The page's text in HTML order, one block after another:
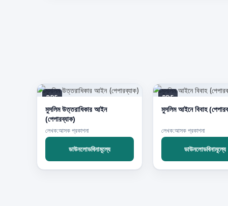
PDF
মুসলিম উত্তরাধিকার আইন
(পেপারব্যাক)
লেখক:আসক প্রকাশনা
ডাউনলোডবিনামূল্যে
PDF
মুসলিম আইনে বিবাহ
লেখক:আসক প্রকাশনা
ডাউনলোডবিনামূল্যে